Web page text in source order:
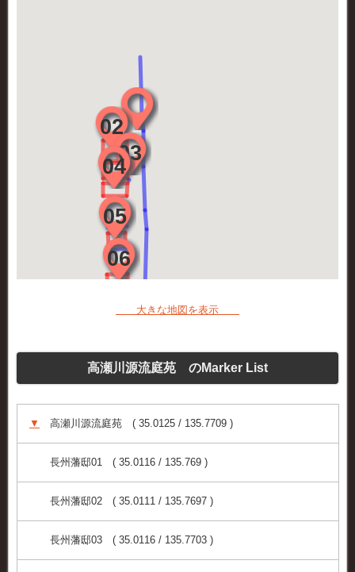
大きな地図を表示
高瀬川源流庭苑 のMarker List
▼ 高瀬川源流庭苑 ( 35.0125 / 135.7709 )
長州藩邸01 ( 35.0116 / 135.769 )
長州藩邸02 ( 35.0111 / 135.7697 )
長州藩邸03 ( 35.0116 / 135.7703 )